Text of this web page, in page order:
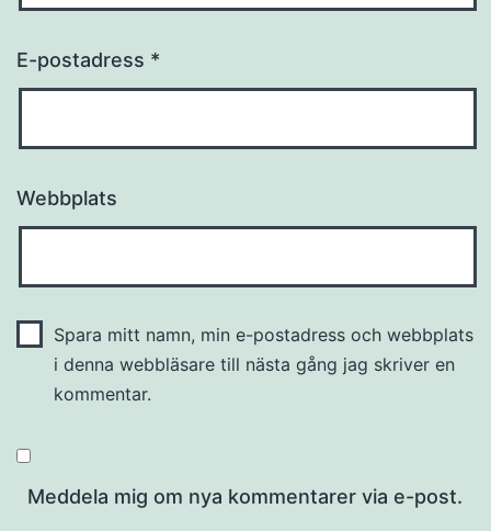
E-postadress *
Webbplats
Spara mitt namn, min e-postadress och webbplats
i denna webbläsare till nästa gång jag skriver en
kommentar.
Meddela mig om nya kommentarer via e-post.